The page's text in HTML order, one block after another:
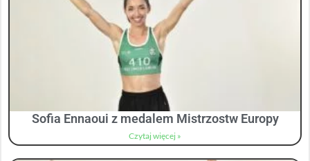
Sofia Ennaoui z medalem Mistrzostw Europy
Czytaj więcej »